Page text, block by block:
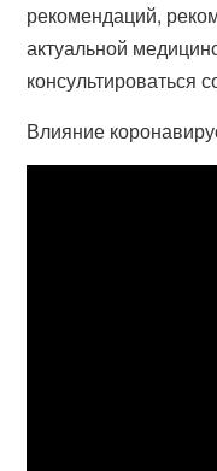
рекомендаций,
актуальной
консультироваться
Влияние